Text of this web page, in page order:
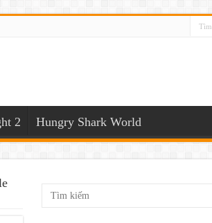
2 Hungry Shark World